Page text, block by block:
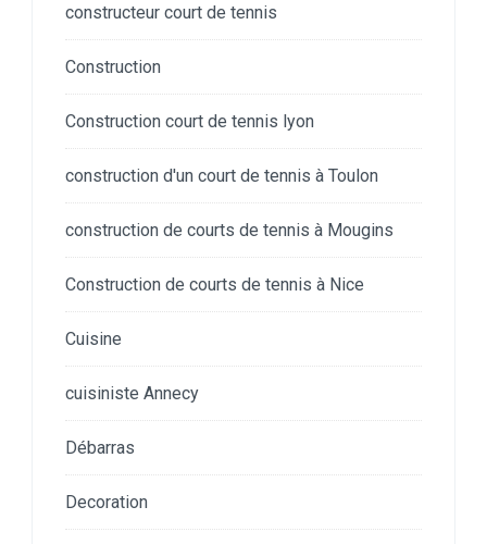
constructeur court de tennis
Construction
Construction court de tennis lyon
construction d'un court de tennis à Toulon
construction de courts de tennis à Mougins
Construction de courts de tennis à Nice
Cuisine
cuisiniste Annecy
Débarras
Decoration